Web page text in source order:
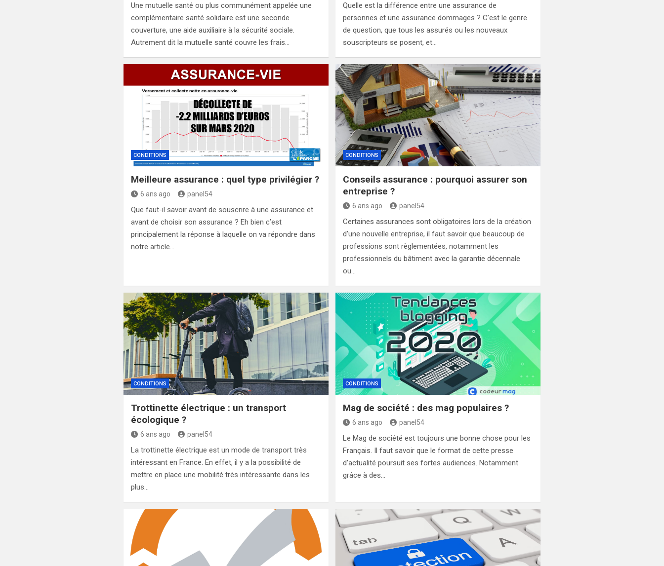
Une mutuelle santé ou plus communément appelée une
complémentaire santé solidaire est une seconde
couverture, une aide auxiliaire à la sécurité sociale.
Autrement dit la mutuelle santé couvre les frais…
Quelle est la différence entre une assurance de
personnes et une assurance dommages ? C’est le genre
de question, que tous les assurés ou les nouveaux
souscripteurs se posent, et…
CONDITIONS
Meilleure assurance : quel type privilégier ?
6 ans ago panel54
Que faut-il savoir avant de souscrire à une assurance et
avant de choisir son assurance ? Eh bien c’est
principalement la réponse à laquelle on va répondre dans
notre article…
CONDITIONS
Conseils assurance : pourquoi assurer son
entreprise ?
6 ans ago panel54
Certaines assurances sont obligatoires lors de la création
d’une nouvelle entreprise, il faut savoir que beaucoup de
professions sont règlementées, notamment les
professionnels du bâtiment avec la garantie décennale
ou…
CONDITIONS
Trottinette électrique : un transport
écologique ?
6 ans ago panel54
La trottinette électrique est un mode de transport très
intéressant en France. En effet, il y a la possibilité de
mettre en place une mobilité très intéressante dans les
plus…
CONDITIONS
Mag de société : des mag populaires ?
6 ans ago panel54
Le Mag de société est toujours une bonne chose pour les
Français. Il faut savoir que le format de cette presse
d’actualité poursuit ses fortes audiences. Notamment
grâce à des…